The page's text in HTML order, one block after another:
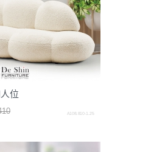
位
A108.810-1.25